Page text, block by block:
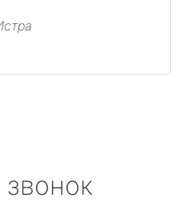
звонок